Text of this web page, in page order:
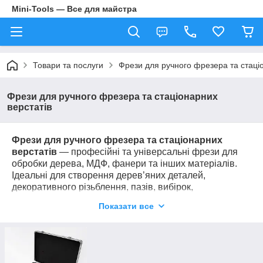
Mini-Tools — Все для майстра
Товари та послуги Фрези для ручного фрезера та
Фрези для ручного фрезера та стаціонарних
верстатів
Фрези для ручного фрезера та стаціонарних
верстатів — професійні та універсальні фрези для
обробки дерева, МДФ, фанери та інших матеріалів.
Ідеальні для створення дерев’яних деталей,
декоративного різьблення, пазів, вибірок,
для ручних фрезерів, свердлильних та стаціонарних
✔ Висока точність різу та довговічність матеріалу
✔ Різноманітність форм і діаметрів для будь-яких
Показати все